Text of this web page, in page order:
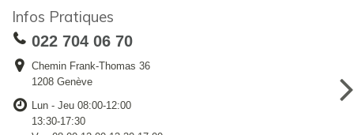
Infos Pratiques
022 704 06 70
Chemin Frank-Thomas 36
1208 Genève
Lun - Jeu 08:00-12:00
13:30-17:30